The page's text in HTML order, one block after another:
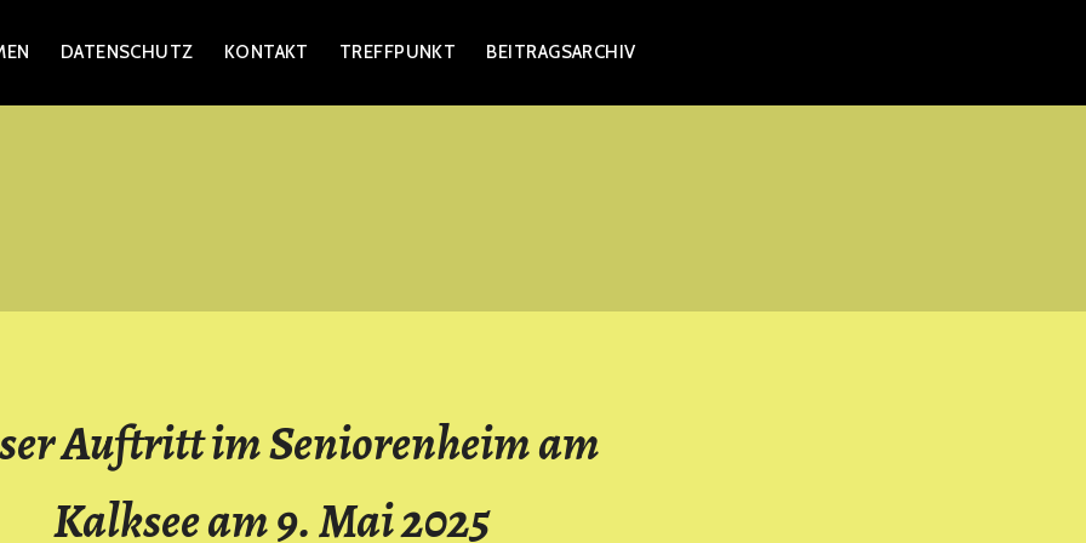
DATENSCHUTZ KONTAKT TREFFPUNKT BEITRAGSARCHIV
Auftritt im Seniorenheim am
Kalksee am 9. Mai 2025